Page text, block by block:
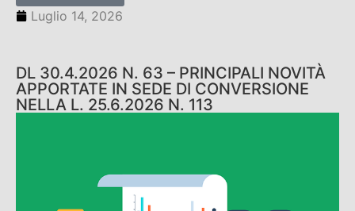
Luglio 14, 2026
DL 30.4.2026 N. 63 – PRINCIPALI NOVITÀ
APPORTATE IN SEDE DI CONVERSIONE
NELLA L. 25.6.2026 N. 113